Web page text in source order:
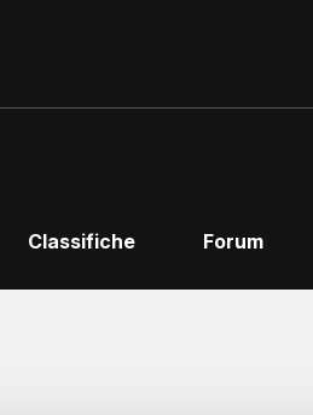
Classifiche Forum